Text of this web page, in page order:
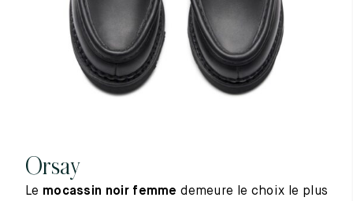
Orsay
Le mocassin noir femme demeure le choix le plus